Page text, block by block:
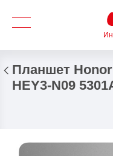
Планшет Honor
HEY3-N09